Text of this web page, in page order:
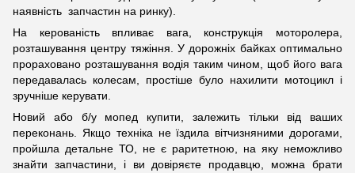
наявність запчастин на ринку).
На керованість впливає вага, конструкція моторолера,
розташування центру тяжіння. У дорожніх байках оптимально
прораховано розташування водія таким чином, щоб його вага
передавалась колесам, простіше було нахилити мотоцикл і
зручніше керувати.
Новий або б/у мопед купити, залежить тільки від ваших
переконань. Якщо техніка не їздила вітчизняними дорогами,
пройшла детальне ТО, не є раритетною, на яку неможливо
знайти запчастини, і ви довіряєте продавцю, можна брати